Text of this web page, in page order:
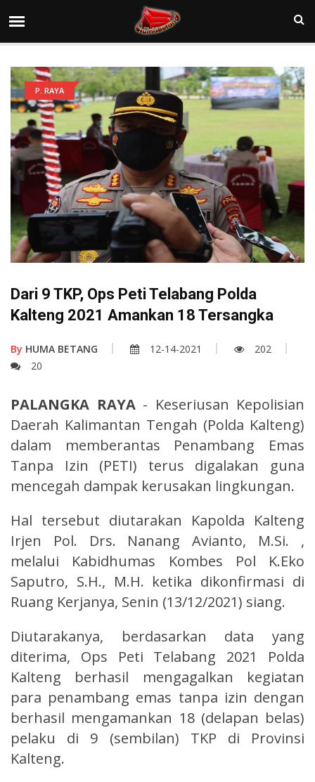
P. RAYA
Dari 9 TKP, Ops Peti Telabang Polda
Kalteng 2021 Amankan 18 Tersangka
By HUMA BETANG 12-14-2021
202
20
PALANGKA RAYA- Keseriusan Kepolisian
Daerah Kalimantan Tengah (Polda Kalteng)
dalam memberantas Penambang Emas
Tanpa Izin (PETI) terus digalakan guna
mencegah dampak kerusakan lingkungan.
Hal tersebut diutarakan Kapolda Kalteng
Irjen Pol. Drs. Nanang Avianto, M.Si. ,
melalui Kabidhumas Kombes Pol K.Eko
Saputro, S.H., M.H. ketika dikonfirmasi di
Ruang Kerjanya, Senin (13/12/2021) siang.
Diutarakanya, berdasarkan data yang
diterima, Ops Peti Telabang 2021 Polda
Kalteng berhasil mengagalkan kegiatan
para penambang emas tanpa izin dengan
berhasil mengamankan 18 (delapan belas)
pelaku di 9 (sembilan) TKP di Provinsi
Kalteng.